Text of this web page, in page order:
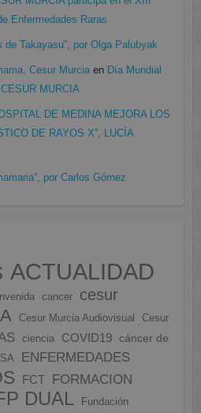
Enfermedades Raras
de Takayasu”, por Olga Palubyak
Cesur Murciaen Día Mundial
MURCIA
DE MEDINA MEJORA LOS
DE RAYOS X”, LUCÍA
por Carlos Gómez
ACTUALIDAD
cancer cesur
Cesur Murcia Audiovisual
Cesur
ciencia COVID19
cáncer de
ENFERMEDADES
FCT
FORMACION
DUAL
Fundación